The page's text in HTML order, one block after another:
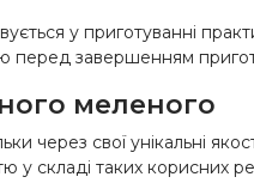
у приготуванні
перед завершенням
меленого
через свої унікальні
у складі таких корисних